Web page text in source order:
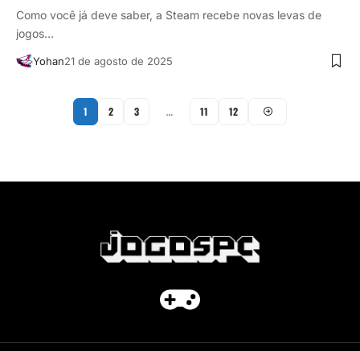
Como você já deve saber, a Steam recebe novas levas de
jogos…
Yohan21 de agosto de 2025
1 2 3 … 11 12